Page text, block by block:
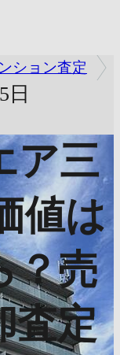
ション査定
日
ア三
値は
？売
査定